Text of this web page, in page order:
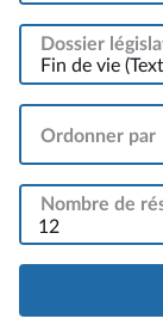
Dossier
Ordonner par
Nombre de
12